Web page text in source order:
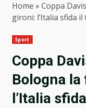
Home » Coppa
gironi: l’Italia sfida il
Sport
Coppa
Bologna
l’Italia